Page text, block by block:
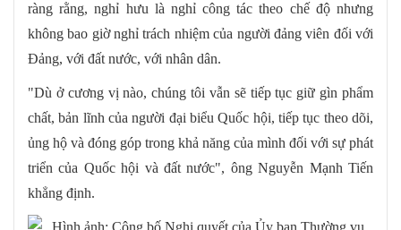
ràng rằng, nghỉ hưu là nghỉ công tác theo chế độ nhưng
không bao giờ nghỉ trách nhiệm của người đảng viên đối với
Đảng, với đất nước, với nhân dân.
"Dù ở cương vị nào, chúng tôi vẫn sẽ tiếp tục giữ gìn phẩm
chất, bản lĩnh của người đại biểu Quốc hội, tiếp tục theo dõi,
ủng hộ và đóng góp trong khả năng của mình đối với sự phát
triển của Quốc hội và đất nước", ông Nguyễn Mạnh Tiến
khẳng định.